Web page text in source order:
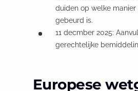
w
n
d
)
t
b
/
n
a
e
w
b
s
n
a
w
e
s
i
n
duiden op welke
gebeurd is.
11 decmber 2025:
gerechtelijke
Europese